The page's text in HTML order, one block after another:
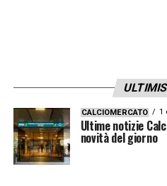
CALCIOMERCATO 1
Ultime notizie
novità del giorno